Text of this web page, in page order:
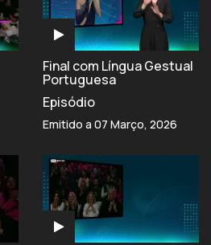
Final com Língua Gestual
Portuguesa
Episódio
Emitido a 07 Março, 2026